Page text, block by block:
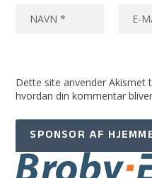
Dette site anvender Akismet
hvordan din kommentar
SPONSOR AF